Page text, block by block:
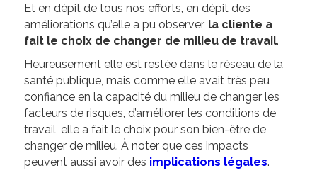
Et en dépit de tous nos efforts, en dépit des
améliorations qu’elle a pu observer, la cliente a
fait le choix de changer de milieu de travail.
Heureusement elle est restée dans le réseau de la
santé publique, mais comme elle avait très peu
confiance en la capacité du milieu de changer les
facteurs de risques, d’améliorer les conditions de
travail, elle a fait le choix pour son bien-être de
changer de milieu. À noter que ces impacts
peuvent aussi avoir des implications légales.